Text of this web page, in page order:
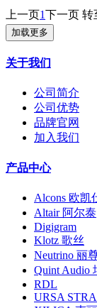
上一页1下一页 转
加载更多
关于我们
公司简介
公司优势
品牌官网
加入我们
产品中心
Alcons 欧凯
Altair 阿尔泰
Digigram
Klotz 歌丝
Neutrino 丽
Quint Audio
RDL
URSA